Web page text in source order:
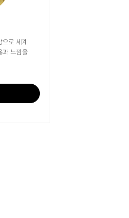
로 세계
과 느낌을